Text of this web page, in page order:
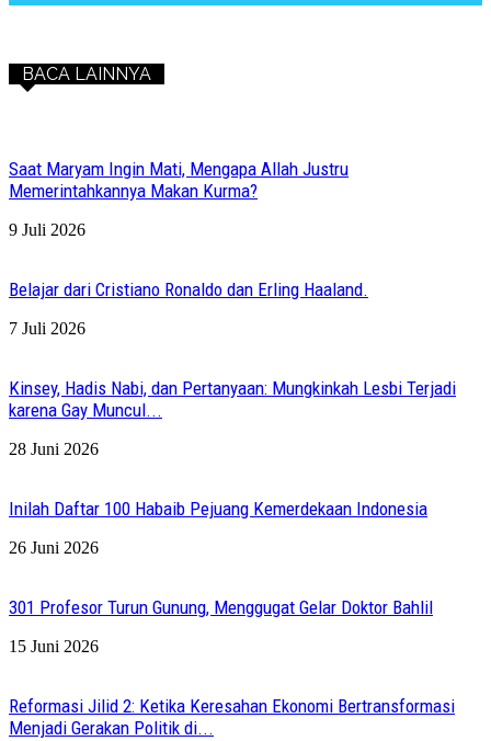
BACA LAINNYA
Saat Maryam Ingin Mati, Mengapa Allah Justru
Memerintahkannya Makan Kurma?
9 Juli 2026
Belajar dari Cristiano Ronaldo dan Erling Haaland.
7 Juli 2026
Kinsey, Hadis Nabi, dan Pertanyaan: Mungkinkah Lesbi Terjadi
karena Gay Muncul...
28 Juni 2026
Inilah Daftar 100 Habaib Pejuang Kemerdekaan Indonesia
26 Juni 2026
301 Profesor Turun Gunung, Menggugat Gelar Doktor Bahlil
15 Juni 2026
Reformasi Jilid 2: Ketika Keresahan Ekonomi Bertransformasi
Menjadi Gerakan Politik di...